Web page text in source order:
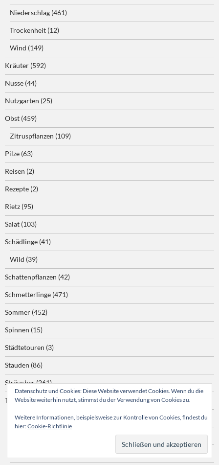
Niederschlag (461)
Trockenheit (12)
Wind (149)
Kräuter (592)
Nüsse (44)
Nutzgarten (25)
Obst (459)
Zitruspflanzen (109)
Pilze (63)
Reisen (2)
Rezepte (2)
Rietz (95)
Salat (103)
Schädlinge (41)
Wild (39)
Schattenpflanzen (42)
Schmetterlinge (471)
Sommer (452)
Spinnen (15)
Städtetouren (3)
Stauden (86)
Sträucher(261)
Tiere(186)
Amphibien(13)
Datenschutz und Cookies: Diese Website verwendet Cookies. Wenn du die
Website weiterhin nutzt, stimmst du der Verwendung von Cookies zu.
Weitere Informationen, beispielsweise zur Kontrolle von Cookies, findest du
hier:Cookie-Richtlinie